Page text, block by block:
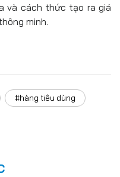
và cách thức tạo ra giá
minh.
#hàng tiêu dùng